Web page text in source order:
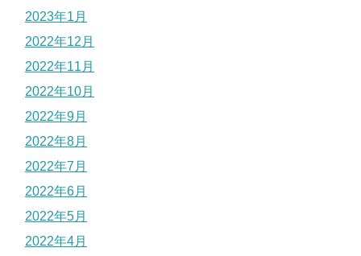
2023年1月
2022年12月
2022年11月
2022年10月
2022年9月
2022年8月
2022年7月
2022年6月
2022年5月
2022年4月